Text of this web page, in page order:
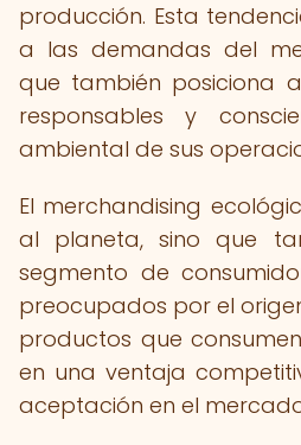
producción. Esta
a las demandas del
que también posiciona
responsables y
ambiental de sus
El merchandising
al planeta, sino que
segmento de
preocupados por el
productos que
en una ventaja
aceptación en el